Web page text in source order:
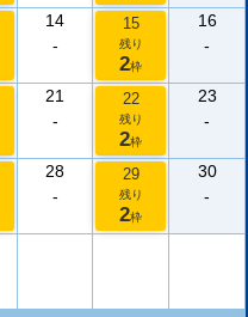
14
-
15
残り
2枠
16
-
21
-
22
残り
2枠
23
-
28
-
29
残り
2枠
30
-